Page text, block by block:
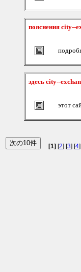
пояснения city--
здесь city--
этот
[1] [2] [3] [4